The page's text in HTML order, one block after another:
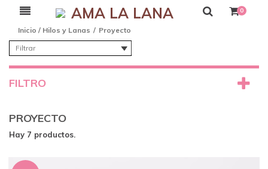
AMA LA LANA 0
Inicio / Hilos y Lanas / Proyecto
Filtrar
FILTRO
PROYECTO
Hay 7 productos.